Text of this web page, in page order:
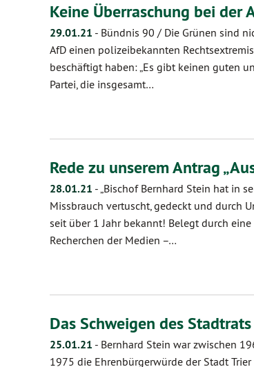
Keine Überraschung bei der
29.01.21 - Bündnis 90 / Die Grünen sind
AfD einen polizeibekannten
beschäftigt haben: „Es gibt keinen guten
Partei, die insgesamt…
Rede zu unserem Antrag
28.01.21 -„Bischof Bernhard Stein hat in
Missbrauch vertuscht, gedeckt und durch
seit über 1 Jahr bekannt! Belegt durch
Recherchen der Medien –…
Das Schweigen des Stadtrats
25.01.21 - Bernhard Stein war zwischen
1975 die Ehrenbürgerwürde der Stadt